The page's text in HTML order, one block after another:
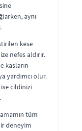
aynı
kese
nefes aldırır.
kasların
yardımcı olur.
ise cildinizi
tüm
deneyim